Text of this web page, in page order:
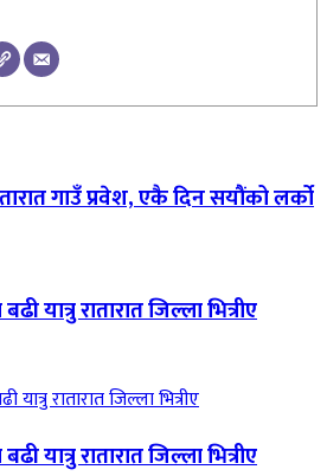
गाउँ प्रवेश, एकै दिन सयौंको लर्को
यात्रु रातारात जिल्ला भित्रीए
यात्रु रातारात जिल्ला भित्रीए